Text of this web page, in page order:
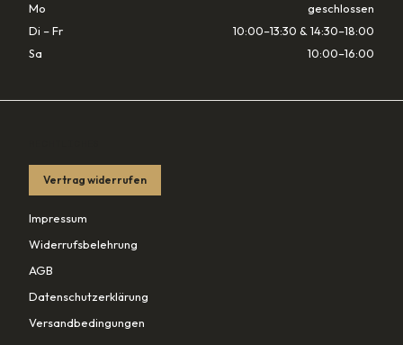
Mo
geschlossen
Di – Fr
10:00–13:30 & 14:30–18:00
Sa
10:00–16:00
Vertrag widerrufen
Impressum
Widerrufsbelehrung
AGB
Datenschutzerklärung
Versandbedingungen